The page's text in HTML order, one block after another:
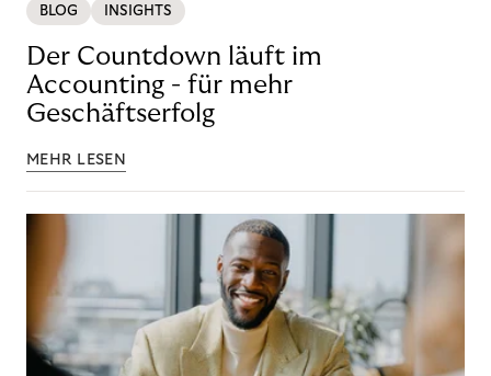
BLOG INSIGHTS
Der Countdown läuft im
Accounting - für mehr
Geschäftserfolg
MEHR LESEN